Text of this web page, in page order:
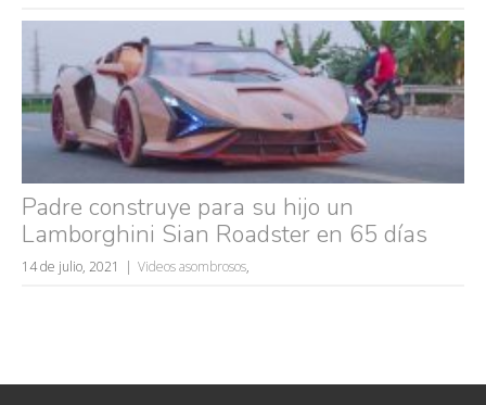
Padre construye para su hijo un
Lamborghini Sian Roadster en 65 días
14 de julio, 2021 Videos asombrosos,